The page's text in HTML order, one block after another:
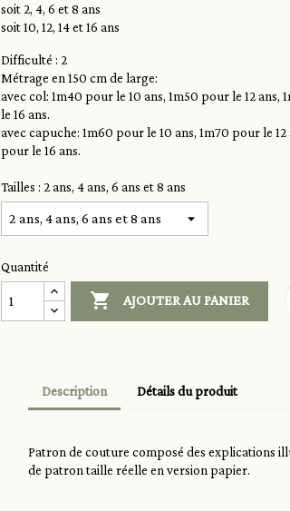
soit 2, 4, 6 et 8 ans
soit 10, 12, 14 et 16 ans
Difficulté : 2
Métrage en 150 cm de large:
avec col: 1m40 pour le 10 ans, 1m50 pour le 12 ans,
le 16 ans.
avec capuche: 1m60 pour le 10 ans, 1m70 pour le
pour le 16 ans.
Tailles : 2 ans, 4 ans, 6 ans et 8 ans
Quantité
 AJOUTER AU PANIER
Description Détails du produit
Patron de couture composé des explications
de patron taille réelle en version papier.